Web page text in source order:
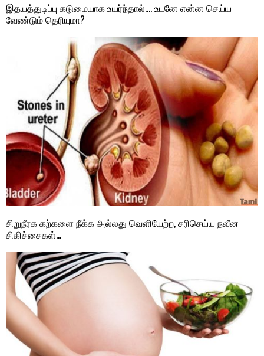
இதயத்துடிப்பு கடுமையாக உயர்ந்தால்…. உடனே என்ன செய்ய
வேண்டும் தெரியுமா?
சிறுநீரக கற்களை நீக்க அல்லது வெளியேற்ற, சரிசெய்ய நவீன
சிகிச்சைகள்…